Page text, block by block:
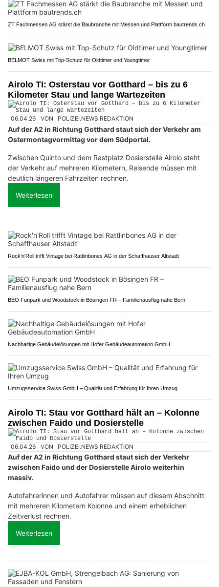
ZT Fachmessen AG stärkt die Baubranche mit Messen und Plattform bautrends.ch
BELMOT Swiss mit Top-Schutz für Oldtimer und Youngtimer
Airolo TI: Osterstau vor Gotthard – bis zu 6
Kilometer Stau und lange Wartezeiten
06.04.26 VON POLIZEI.NEWS REDAKTION
Auf der A2 in Richtung Gotthard staut sich der Verkehr am
Ostermontagvormittag vor dem Südportal.
Zwischen Quinto und dem Rastplatz Dosierstelle Airolo steht
der Verkehr auf mehreren Kilometern, Reisende müssen mit
deutlich längeren Fahrzeiten rechnen.
Weiterlesen
Rock'n'Roll trifft Vintage bei Rattlinbones AG in der Schaffhauser Altstadt
BEO Funpark und Woodstock in Bösingen FR – Familienausflug nahe Bern
Nachhaltige Gebäudelösungen mit Hofer Gebäudeautomation GmbH
Umzugsservice Swiss GmbH – Qualität und Erfahrung für Ihren Umzug
Airolo TI: Stau vor Gotthard hält an – Kolonne
zwischen Faido und Dosierstelle
06.04.26 VON POLIZEI.NEWS REDAKTION
Auf der A2 in Richtung Gotthard staut sich der Verkehr
zwischen Faido und der Dosierstelle Airolo weiterhin
massiv.
Autofahrerinnen und Autofahrer müssen auf diesem Abschnitt
mit mehreren Kilometern Kolonne und einem erheblichen
Zeitverlust rechnen.
Weiterlesen